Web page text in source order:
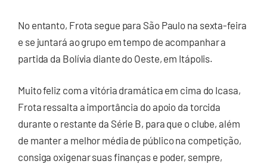
No entanto, Frota segue para São Paulo na sexta-feira
e se juntará ao grupo em tempo de acompanhar a
partida da Bolívia diante do Oeste, em Itápolis.
Muito feliz com a vitória dramática em cima do Icasa,
Frota ressalta a importância do apoio da torcida
durante o restante da Série B, para que o clube, além
de manter a melhor média de público na competição,
consiga oxigenar suas finanças e poder, sempre,